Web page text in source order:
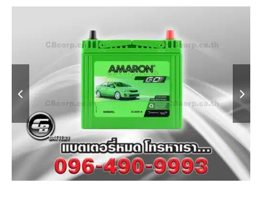
 